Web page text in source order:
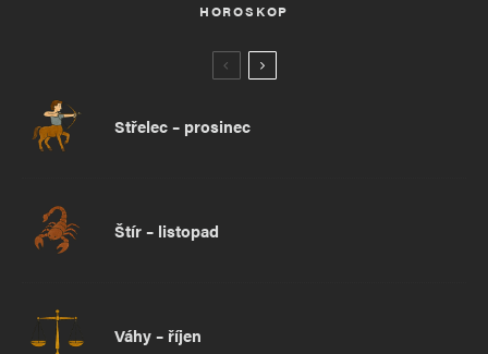
HOROSKOP
Střelec – prosinec
Štír – listopad
Váhy – říjen